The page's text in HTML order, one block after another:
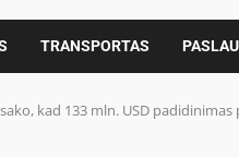
TRANSPORTAS
kad 133 mln. USD padidinimas